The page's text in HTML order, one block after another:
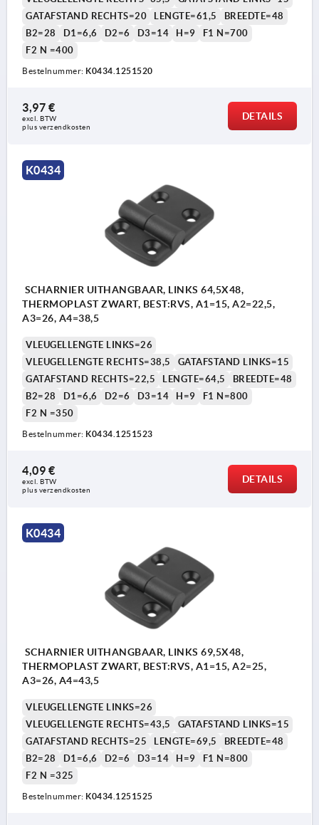
GATAFSTAND RECHTS=20
LENGTE=61,5
BREEDTE=48
B2=28
D1=6,6 D2=6 D3=14 H=9
F1 N=700
F2 N =400
Bestelnummer: K0434.1251520
3,97 €
excl. BTW
plus verzendkosten
DETAILS
K0434
SCHARNIER UITHANGBAAR, LINKS 64,5X48,
THERMOPLAST ZWART, BEST:RVS, A1=15, A2=22,5,
A3=26, A4=38,5
VLEUGELLENGTE LINKS=26
VLEUGELLENGTE RECHTS=38,5
GATAFSTAND LINKS=15
GATAFSTAND RECHTS=22,5
LENGTE=64,5
BREEDTE=48
B2=28
D1=6,6 D2=6 D3=14 H=9
F1 N=800
F2 N =350
Bestelnummer: K0434.1251523
4,09 €
excl. BTW
plus verzendkosten
DETAILS
K0434
SCHARNIER UITHANGBAAR, LINKS 69,5X48,
THERMOPLAST ZWART, BEST:RVS, A1=15, A2=25,
A3=26, A4=43,5
VLEUGELLENGTE LINKS=26
VLEUGELLENGTE RECHTS=43,5
GATAFSTAND LINKS=15
GATAFSTAND RECHTS=25
LENGTE=69,5
BREEDTE=48
B2=28
D1=6,6 D2=6 D3=14 H=9
F1 N=800
F2 N =325
Bestelnummer: K0434.1251525